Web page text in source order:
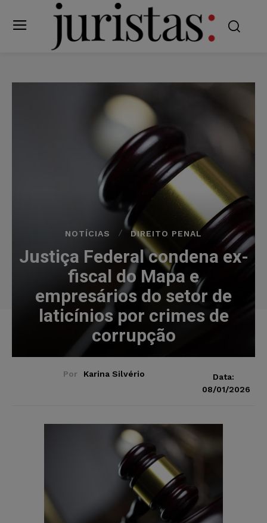
NOTÍCIAS DIREITO PENAL
Justiça Federal condena ex-
fiscal do Mapa e
empresários do setor de
laticínios por crimes de
corrupção
Por Karina Silvério
Data:
08/01/2026